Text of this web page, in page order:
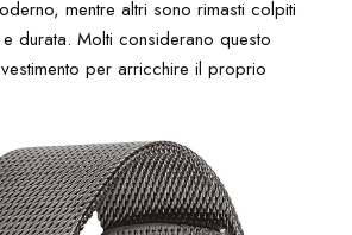
mentre altri sono rimasti colpiti
durata. Molti considerano questo
per arricchire il proprio